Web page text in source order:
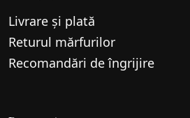
Livrare și plată
Returul mărfurilor
Recomandări de îngrijire